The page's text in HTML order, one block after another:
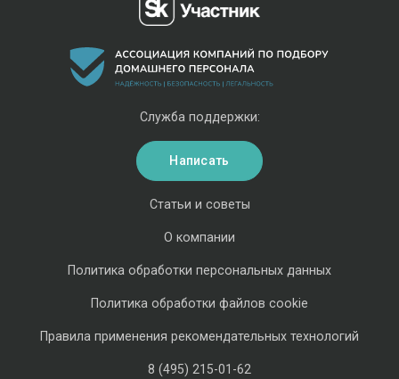
Статьи и советы
О компании
Политика обработки персональных данных
Политика обработки файлов cookie
Правила применения рекомендательных технологий
8 (495) 215-01-62
Служба поддержки:
Написать